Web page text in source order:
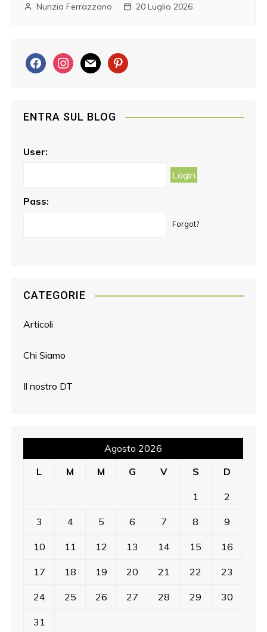
Nunzia Ferrazzano 20 Luglio 2026
f
a
b
o
i
n
a
m
a
p
e
ENTRA SUL BLOG
User:
Pass:
Forgot?
CATEGORIE
Articoli
Chi Siamo
Il nostro DT
Agosto 2026
L
M M G V S D
1 2
3 4 5 6 7 8 9
10 11 12 13 14 15 16
17 18 19 20 21 22 23
24 25 26 27 28 29 30
31